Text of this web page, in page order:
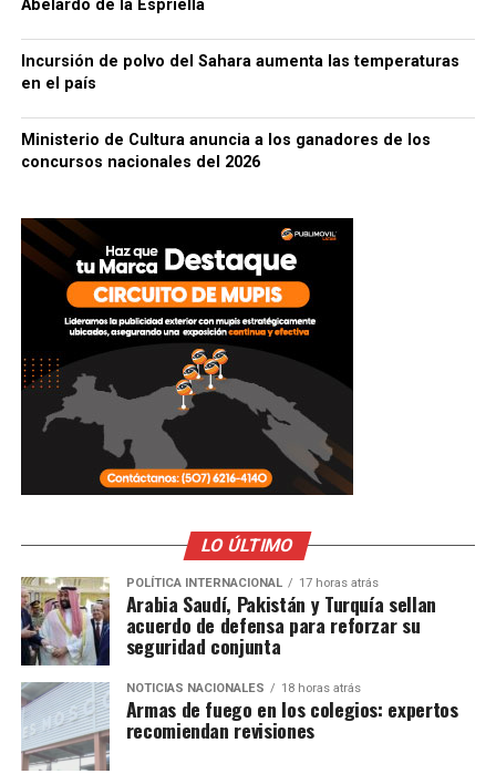
Abelardo de la Espriella
Incursión de polvo del Sahara aumenta las temperaturas
en el país
Ministerio de Cultura anuncia a los ganadores de los
concursos nacionales del 2026
LO ÚLTIMO
POLÍTICA INTERNACIONAL 17 horas atrás
Arabia Saudí, Pakistán y Turquía sellan
acuerdo de defensa para reforzar su
seguridad conjunta
NOTICIAS NACIONALES 18 horas atrás
Armas de fuego en los colegios: expertos
recomiendan revisiones